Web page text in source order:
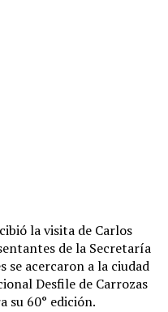
la visita de Carlos
de la Secretaría
se acercaron a la ciudad
Desfile de Carrozas
su 60° edición.